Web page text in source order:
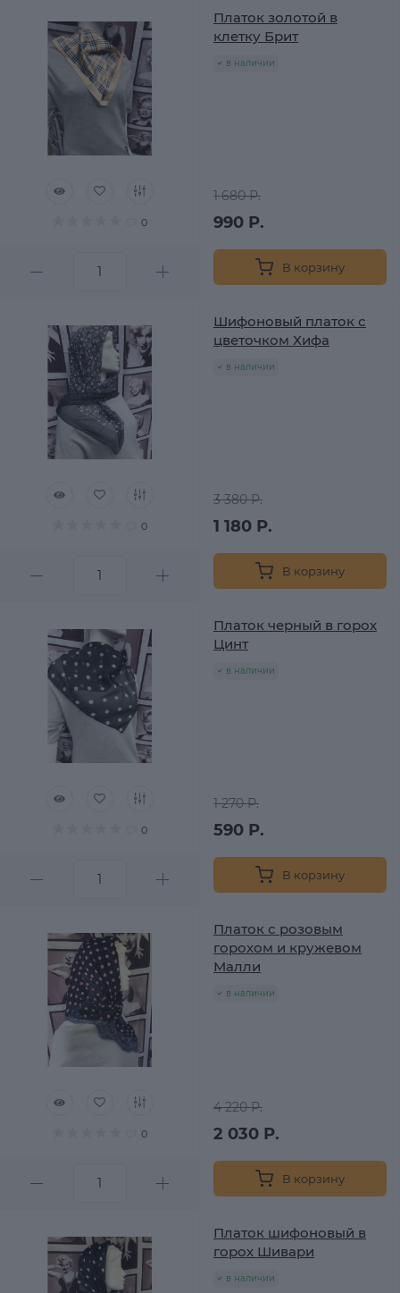
0
Платок золотой в
клетку Брит
в наличии
1 680 Р.
990 Р.
В корзину
0
Шифоновый платок с
цветочком Хифа
в наличии
3 380 Р.
1 180 Р.
В корзину
0
Платок черный в горох
Цинт
в наличии
1 270 Р.
590 Р.
В корзину
0
Платок с розовым
горохом и кружевом
Малли
в наличии
4 220 Р.
2 030 Р.
В корзину
Платок шифоновый в
горох Шивари
в наличии